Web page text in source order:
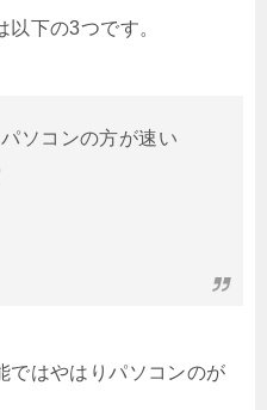
下の3つです。
ソコンの方が速い
ではやはりパソコンのが